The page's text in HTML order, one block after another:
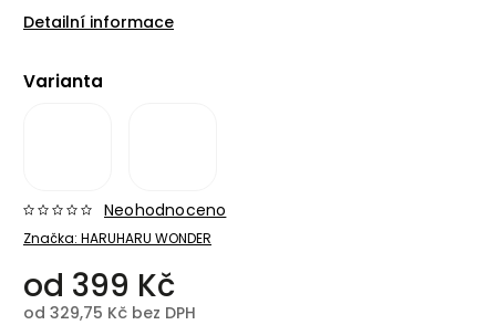
Detailní informace
Varianta
Značka: HARUHARU WONDER
Neohodnoceno
od 399 Kč
od 329,75 Kč bez DPH